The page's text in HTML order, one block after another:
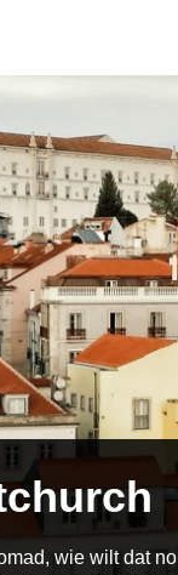
wie wilt dat